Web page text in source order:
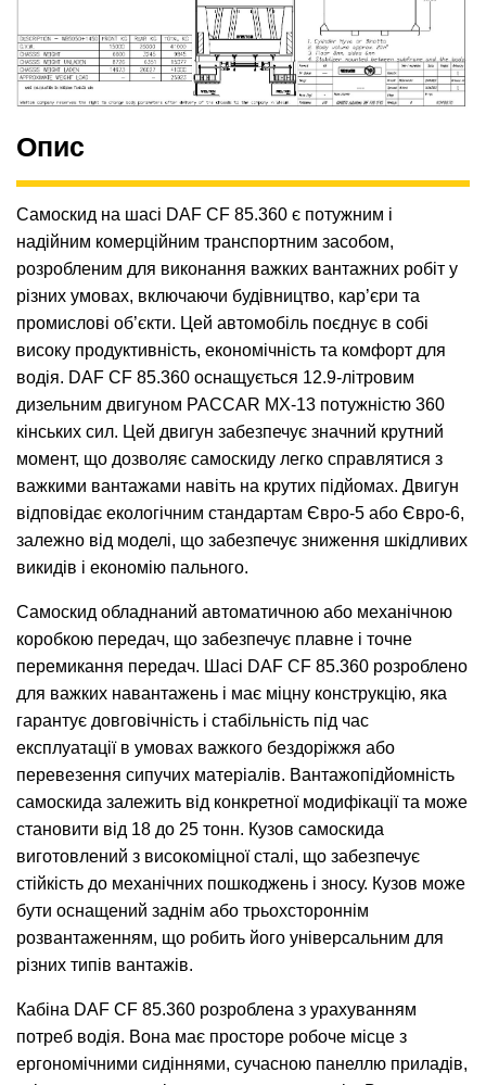
Опис
Самоскид на шасі DAF CF 85.360 є потужним і
надійним комерційним транспортним засобом,
розробленим для виконання важких вантажних робіт у
різних умовах, включаючи будівництво, кар’єри та
промислові об’єкти. Цей автомобіль поєднує в собі
високу продуктивність, економічність та комфорт для
водія. DAF CF 85.360 оснащується 12.9-літровим
дизельним двигуном PACCAR MX-13 потужністю 360
кінських сил. Цей двигун забезпечує значний крутний
момент, що дозволяє самоскиду легко справлятися з
важкими вантажами навіть на крутих підйомах. Двигун
відповідає екологічним стандартам Євро-5 або Євро-6,
залежно від моделі, що забезпечує зниження шкідливих
викидів і економію пального.
Самоскид обладнаний автоматичною або механічною
коробкою передач, що забезпечує плавне і точне
перемикання передач. Шасі DAF CF 85.360 розроблено
для важких навантажень і має міцну конструкцію, яка
гарантує довговічність і стабільність під час
експлуатації в умовах важкого бездоріжжя або
перевезення сипучих матеріалів. Вантажопідйомність
самоскида залежить від конкретної модифікації та може
становити від 18 до 25 тонн. Кузов самоскида
виготовлений з високоміцної сталі, що забезпечує
стійкість до механічних пошкоджень і зносу. Кузов може
бути оснащений заднім або трьохстороннім
розвантаженням, що робить його універсальним для
різних типів вантажів.
Кабіна DAF CF 85.360 розроблена з урахуванням
потреб водія. Вона має просторе робоче місце з
ергономічними сидіннями, сучасною панеллю приладів,